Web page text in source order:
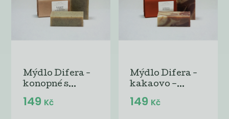
Mýdlo Difera -
konopné s...
149 Kč
Mýdlo Difera -
kakaovo –...
149 Kč